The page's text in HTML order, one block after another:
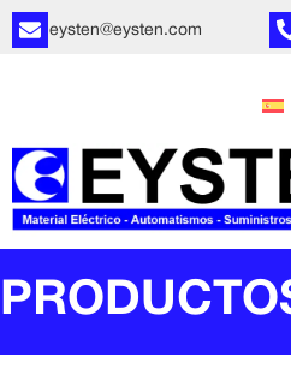
eysten@eysten.com